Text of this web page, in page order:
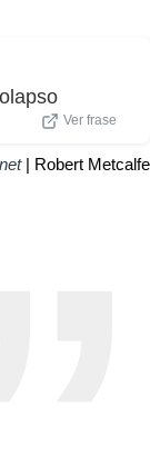
Ver frase
| Robert Metcalfe